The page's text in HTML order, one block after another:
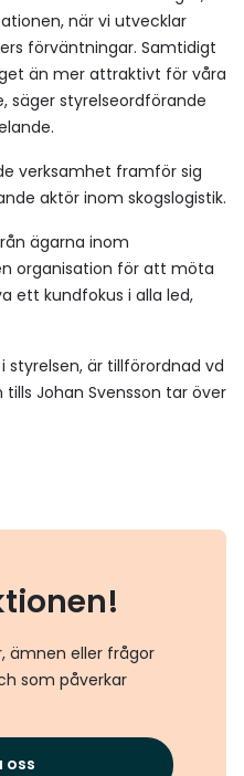
när vi utvecklar
förväntningar. Samtidigt
än mer attraktivt för våra
säger styrelseordförande
verksamhet framför sig
aktör inom skogslogistik.
ägarna inom
organisation för att möta
ett kundfokus i alla led,
styrelsen, är tillförordnad vd
Johan Svensson tar över
ämnen eller frågor
som påverkar
oss